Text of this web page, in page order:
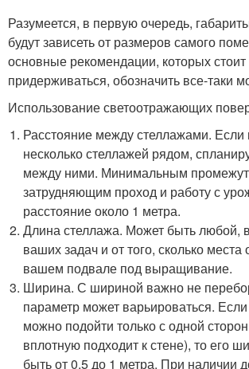
Разумеется, в первую очередь,
будут зависеть от размеров самого
основные рекомендации, которых стоит
придерживаться, обозначить все-таки
Использование светоотражающих
Расстояние между стеллажами.
несколько стеллажей рядом,
между ними. Минимальным
затрудняющим проход и работу с
расстояние около 1 метра.
Длина стеллажа. Может быть любой,
ваших задач и от того, сколько места
вашем подвале под выращивание.
Ширина. С шириной важно не
параметр может варьироваться.
можно подойти только с одной
вплотную подходит к стене), то его
быть от 0,5 до 1 метра. При наличии